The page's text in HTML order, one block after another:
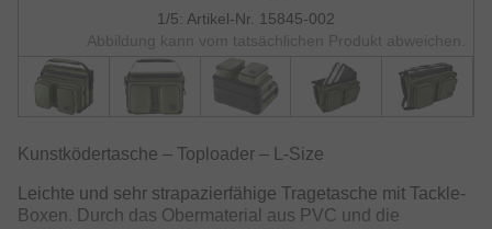
1/5: Artikel-Nr. 15845-002
Abbildung kann vom tatsächlichen Produkt abweichen.
Kunstködertasche – Toploader – L-Size
Leichte und sehr strapazierfähige Tragetasche mit Tackle-
Boxen. Durch das Obermaterial aus PVC und die